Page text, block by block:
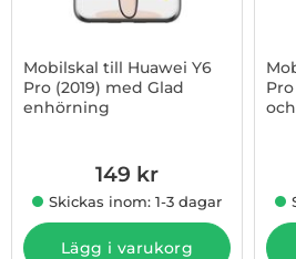
Mobilskal till Huawei Y6
Pro (2019) med Glad
enhörning
149 kr
Skickas inom: 1-3 dagar
Lägg i varukorg